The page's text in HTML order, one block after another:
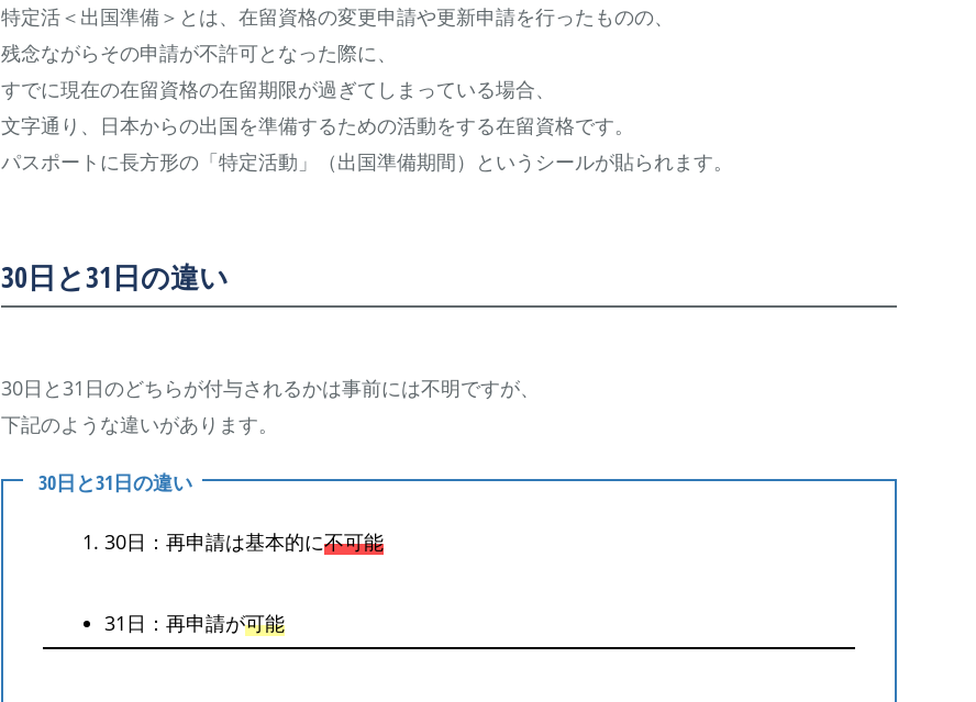
特定活＜出国準備＞とは、在留資格の変更申請や更新申請を行ったものの、
残念ながらその申請が不許可となった際に、
すでに現在の在留資格の在留期限が過ぎてしまっている場合、
文字通り、日本からの出国を準備するための活動をする在留資格です。
パスポートに長方形の「特定活動」（出国準備期間）というシールが貼られます。
30日と31日の違い
30日と31日のどちらが付与されるかは事前には不明ですが、
下記のような違いがあります。
30日と31日の違い
30日：再申請は基本的に不可能
31日：再申請が可能